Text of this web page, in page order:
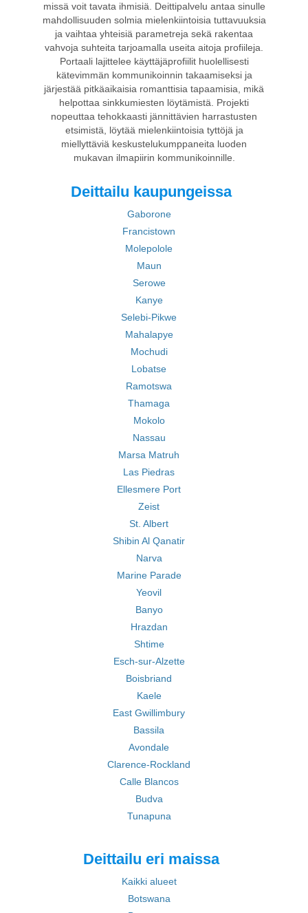
missä voit tavata ihmisiä. Deittipalvelu antaa sinulle
mahdollisuuden solmia mielenkiintoisia tuttavuuksia
ja vaihtaa yhteisiä parametreja sekä rakentaa
vahvoja suhteita tarjoamalla useita aitoja profiileja.
Portaali lajittelee käyttäjäprofiilit huolellisesti
kätevimmän kommunikoinnin takaamiseksi ja
järjestää pitkäaikaisia romanttisia tapaamisia, mikä
helpottaa sinkkumiesten löytämistä. Projekti
nopeuttaa tehokkaasti jännittävien harrastusten
etsimistä, löytää mielenkiintoisia tyttöjä ja
miellyttäviä keskustelukumppaneita luoden
mukavan ilmapiirin kommunikoinnille.
Deittailu kaupungeissa
Gaborone
Francistown
Molepolole
Maun
Serowe
Kanye
Selebi-Pikwe
Mahalapye
Mochudi
Lobatse
Ramotswa
Thamaga
Mokolo
Nassau
Marsa Matruh
Las Piedras
Ellesmere Port
Zeist
St. Albert
Shibin Al Qanatir
Narva
Marine Parade
Yeovil
Banyo
Hrazdan
Shtime
Esch-sur-Alzette
Boisbriand
Kaele
East Gwillimbury
Bassila
Avondale
Clarence-Rockland
Calle Blancos
Budva
Tunapuna
Deittailu eri maissa
Kaikki alueet
Botswana